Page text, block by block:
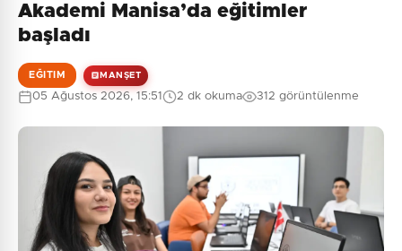
Akademi Manisa’da eğitimler
başladı
EĞITIM MANŞET
05 Ağustos 2026, 15:51 2 dk okuma 312 görüntülenme